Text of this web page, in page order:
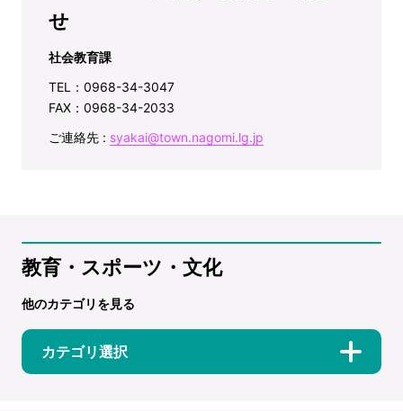
せ
社会教育課
TEL：0968-34-3047
FAX：0968-34-2033
ご連絡先 : syakai@town.nagomi.lg.jp
教育・スポーツ・文化
他のカテゴリを見る
カテゴリ選択